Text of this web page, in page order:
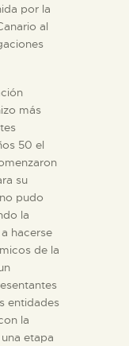
por la
al
más
50 el
su
pudo
la
hacerse
de la
entidades
la
etapa